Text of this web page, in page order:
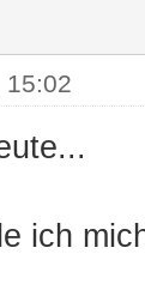
15:02
ich